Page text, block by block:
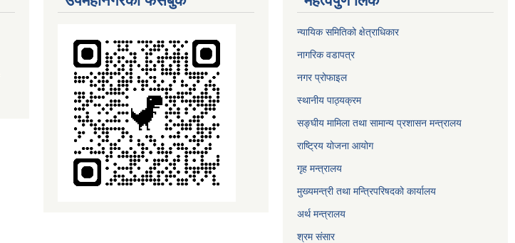
न्यायिक समितिको क्षेत्राधिकार
नागरिक वडापत्र
नगर प्रोफाइल
स्थानीय पाठ्यक्रम
सङ्घीय मामिला तथा सामान्य प्रशासन मन्त्रालय
राष्ट्रिय योजना आयोग
गृह मन्त्रालय
मुख्यमन्त्री तथा मन्त्रिपरिषदको कार्यालय
अर्थ मन्त्रालय
श्रम संसार